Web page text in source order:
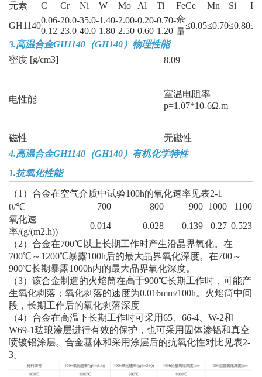
元素
C Cr Ni W Mo Al Ti FeCe Mn Si
P
GH1140
0.06-
0.12
20.0-
23.0
35.0-
40.0
1.40-
1.80
2.00-
2.50
0.20-
0.60
0.70-
1.20
余
量
≤0.05≤0.70≤0.80
3.高温合金GH1140（GH140）物理性能
密度 [g/cm3]
8.09
电性能
室温电阻率
p=1.07*10-6Ω.m
磁性
无磁性
4.高温合金GH1140（GH140） 有机化学特性
1.抗氧化性能
（1）合金在空气介质中试验100h的氧化速率见表2-1
θ/℃
700 800 900 1000
1100
氧化速
率/(g/(m2.h))
0.014 0.028 0.139 0.27 0.523
（2）合金在700℃以上长期工作时产生沿晶界氧化。在
700℃～1200℃暴露100h后的最大晶界氧化深度。在700～
900℃长期暴露1000h内的最大晶界氧化深度。
（3）该合金制造的火焰筒在高于900℃长期工作时，可能产
生氧化剥落；氧化剥落的速度为0.016mm/100h。火焰筒中间
段，长期工作后的氧化剥落深度
（4）合金在高温下长期工作时可采用65、66-4、W-2和
W69-1珐琅涂层进行有效的保护，也可采用固体渗铝和真空
喷镀铝涂层。合金基体和采用涂层后的抗氧化性对比见表2-
3。